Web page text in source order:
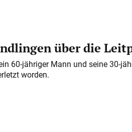
über die
60-jähriger Mann und seine 30-
worden.